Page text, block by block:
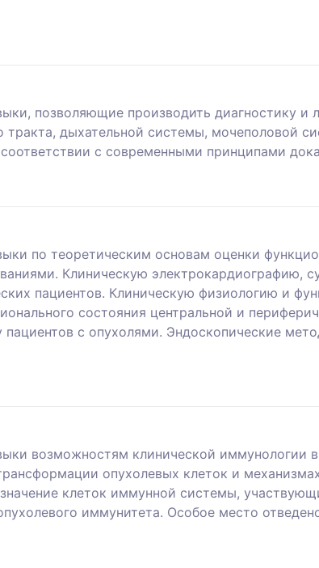
позволяющие производить диагностику и
тракта, дыхательной системы, мочеполовой
с современными принципами
по теоретическим основам оценки
Клиническую электрокардиографию,
пациентов. Клиническую физиологию и
состояния центральной и
с опухолями. Эндоскопические
возможностям клинической иммунологии
опухолевых клеток и
клеток иммунной системы,
иммунитета. Особое место